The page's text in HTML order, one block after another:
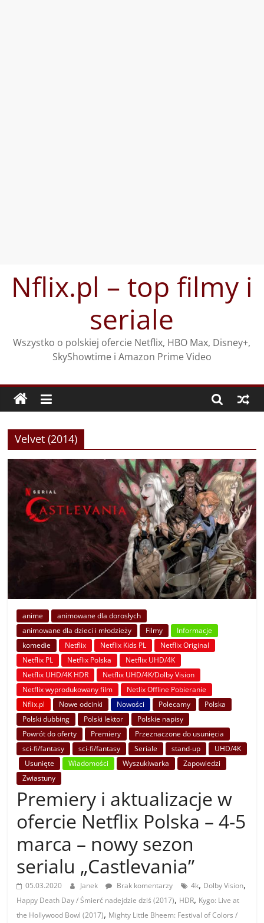
treściNflix.pl – top filmy i
seriale
Wszystko o polskiej ofercie Netflix, HBO Max, Disney+,
SkyShowtime i Amazon Prime Video
Velvet (2014)
anime
animowane dla dorosłych
animowane dla dzieci i młodzieży
Filmy
Informacje
komedie
Netflix Netflix Kids PL
Netflix Original
Netflix PL
Netflix Polska
Netflix UHD/4K
Netflix UHD/4K HDR
Netflix UHD/4K/Dolby Vision
Netflix wyprodukowany film
Netlix Offline Pobieranie
Nflix.pl
Nowe odcinki Nowości Polecamy
Polska
Polski dubbing
Polski lektor
Polskie napisy
Powrót do oferty
Premiery
Przeznaczone do usunięcia
sci-fi/fantasy
sci-fi/fantasy Seriale stand-up
UHD/4K
Usunięte
Wiadomości Wyszukiwarka
Zapowiedzi
Zwiastuny
Premiery i aktualizacje w
ofercie Netflix Polska – 4-5
marca – nowy sezon
serialu „Castlevania”
05.03.2020 Janek Brak komentarzy 4k, Dolby Vision,
Happy Death Day / Śmierć nadejdzie dziś (2017), HDR, Kygo: Live at
the Hollywood Bowl (2017), Mighty Little Bheem: Festival of Colors /